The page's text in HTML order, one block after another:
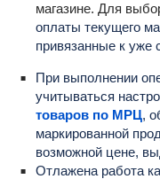
магазине. Для
оплаты текущего
привязанные к уже
При выполнении
учитываться
товаров по МРЦ,
маркированной
возможной цене,
Отлажена работа